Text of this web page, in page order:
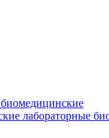
лабораторные